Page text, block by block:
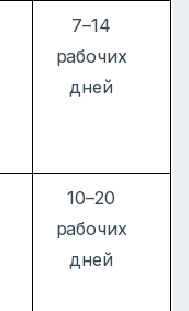
7–14
рабочих
дней
10–20
рабочих
дней